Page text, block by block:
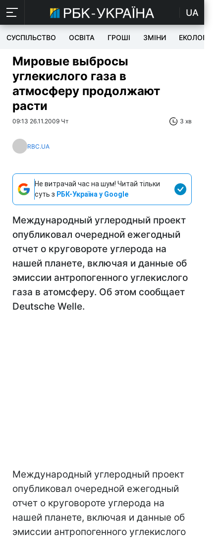
UA
СУСПІЛЬСТВО ОСВІТА ГРОШІ ЗМІНИ ЕКОЛОГІЯ
Мировые выбросы
углекислого газа в
атмосферу продолжают
расти
09:13 26.11.2009 Чт 3 хв
RBC.UA
Не витрачай час на шум! Читай тільки
суть з РБК-Україна у Google
Международный углеродный проект
опубликовал очередной ежегодный
отчет о круговороте углерода на
нашей планете, включая и данные об
эмиссии антропогенного углекислого
газа в атомсферу. Об этом сообщает
Deutsche Welle.
Международный углеродный проект
опубликовал очередной ежегодный
отчет о круговороте углерода на
нашей планете, включая и данные об
эмиссии антропогенного углекислого